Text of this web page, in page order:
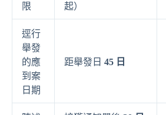
限
起）
逕行
舉發
的應
到案
日期
距舉發日 45 日